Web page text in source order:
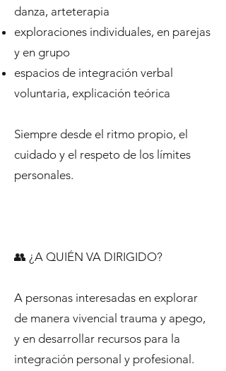
danza, arteterapia
exploraciones individuales, en parejas
y en grupo
espacios de integración verbal
voluntaria, explicación teórica
Siempre desde el ritmo propio, el
cuidado y el respeto de los límites
personales.
👥 ¿A QUIÉN VA DIRIGIDO?
A personas interesadas en explorar
de manera vivencial trauma y apego,
y en desarrollar recursos para la
integración personal y profesional.